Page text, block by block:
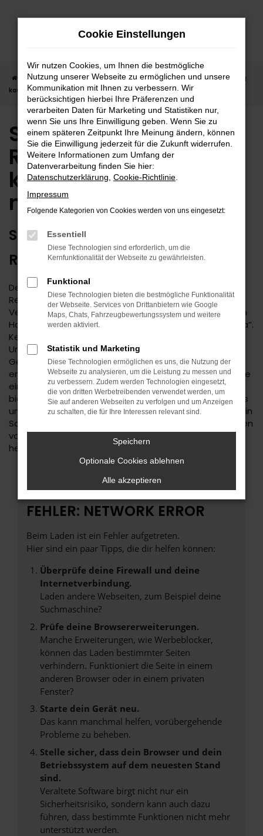
Zum
Startseite Reutlingen Suzuki
Suzuki SX4 in Reutlingen günstig
kaufen | Lieferservice nach Reutlingen
Suzuki SX4 in
Reutlingen günstig
kaufen | Lieferservice
nach Reutlingen
SUZUKI SX4 – ERSTKLASSIG FÜR
REUTLINGEN GEEIGNET
Der Suzuki SX4 ist eine kluge Wahl für Ihre Mobilität in
Reutlingen. Bei diesem Fahrzeug gehen
Vernunftsargumente und emotionale Aspekte Hand in
Hand und geben beide den Ausschlag für ein klares „Ja“.
Kennzeichnend für den Suzuki SX4 ist die Ausstattung.
Unabhängig davon, ob Sie sich für einen
Gebrauchtwagen und damit für ein älteres Baujahr
entscheiden oder einen Neuwagen wählen erhalten Sie
ein rundum tadelloses Modell. Wir vom Autohaus Daub
bieten Ihnen den Suzuki SX4 zu einem exzellenten Preis
und ermöglichen zudem immer wieder das Einsteigen in
Sondermodelle. Wenn Sie Ihre Mobilität auf den Straßen
von Reutlingen und Umgebung auf ein neues Level
heben möchten, ist der Suzuki SX4 bestens geeignet.
FEHLER: NETWORK ERROR
Beim Laden ist ein Fehler aufgetreten.
Hier sind ein paar Tipps, die dir helfen können:
Überprüfe deine Firewall und deine
Internetverbindung.
Laden andere Webseiten, zum Beispiel deine
Suchmaschine?
Prüfe deine Browsererweiterungen.
Manche Erweiterungen, wie Werbeblocker,
können das Laden bestimmter Seiten
verhindern. Funktioniert die Seite in einem
anderen Browser oder in einem privaten
Fenster?
Starte dein Gerät neu.
Das kann manchmal helfen, vorübergehende
Probleme zu beheben.
Stelle sicher, dass dein Browser und dein
Betriebssystem auf dem neuesten Stand
sind.
Veraltete Software birgt nicht nur ein
Sicherheitsrisiko, sondern kann auch dazu
führen, dass bestimmte Funktionen nicht mehr
unterstützt werden.
Cookie Einstellungen
Wir nutzen Cookies, um Ihnen die bestmögliche
Nutzung unserer Webseite zu ermöglichen und unsere
Kommunikation mit Ihnen zu verbessern. Wir
berücksichtigen hierbei Ihre Präferenzen und
verarbeiten Daten für Marketing und Statistiken nur,
wenn Sie uns Ihre Einwilligung geben. Wenn Sie zu
einem späteren Zeitpunkt Ihre Meinung ändern, können
Sie die Einwilligung jederzeit für die Zukunft widerrufen.
Weitere Informationen zum Umfang der
Datenverarbeitung finden Sie hier:
Datenschutzerklärung Cookie-Richtlinie
Impressum
Folgende Kategorien von Cookies werden von uns eingesetzt:
Essentiell
Diese Technologien sind erforderlich, um die
Kernfunktionalität der Webseite zu gewährleisten.
Funktional
Diese Technologien bieten die bestmögliche Funktionalität
der Webseite. Services von Drittanbietern wie Google
Maps, Chats, Fahrzeugbewertungssystem und weitere
werden aktiviert.
Statistik und Marketing
Diese Technologien ermöglichen es uns, die Nutzung der
Webseite zu analysieren, um die Leistung zu messen und
zu verbessern. Zudem werden Technologien eingesetzt,
die von dritten Werbetreibenden verwendet werden, um
Sie auf anderen Webseiten zu verfolgen und um Anzeigen
zu schalten, die für Ihre Interessen relevant sind.
Speichern
Optionale Cookies ablehnen
Alle akzeptieren